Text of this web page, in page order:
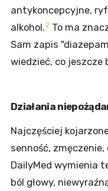
antykoncepcyjne,
alkohol.2To ma
Sam zapis
wiedzieć, co jeszcze
Działania
Najczęściej
senność,
DailyMed wymienia
ból głowy,